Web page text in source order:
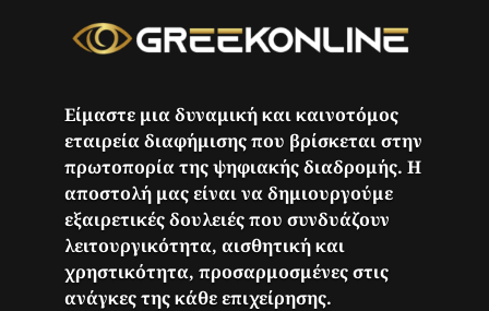
Είμαστε μια δυναμική και καινοτόμος
εταιρεία διαφήμισης που βρίσκεται στην
πρωτοπορία της ψηφιακής διαδρομής. Η
αποστολή μας είναι να δημιουργούμε
εξαιρετικές δουλειές που συνδυάζουν
λειτουργικότητα, αισθητική και
χρηστικότητα, προσαρμοσμένες στις
ανάγκες της κάθε επιχείρησης.